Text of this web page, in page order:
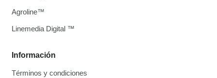
Información
Términos y condiciones
Agroline™
Linemedia Digital ™